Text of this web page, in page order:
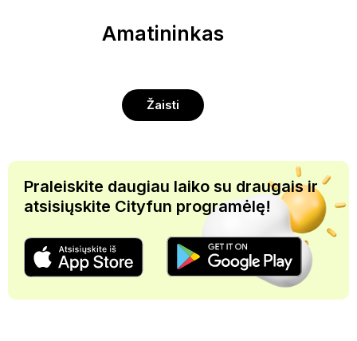
Amatininkas
Žaisti
Praleiskite daugiau laiko su draugais ir
atsisiųskite Cityfun programėlę!